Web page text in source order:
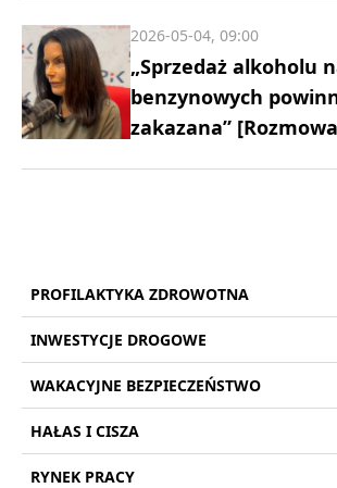
„Sprzedaż alkoholu
benzynowych
zakazana”
2026-05-04, 09:00
PROFILAKTYKA ZDROWOTNA
INWESTYCJE DROGOWE
WAKACYJNE BEZPIECZEŃSTWO
HAŁAS I CISZA
RYNEK PRACY